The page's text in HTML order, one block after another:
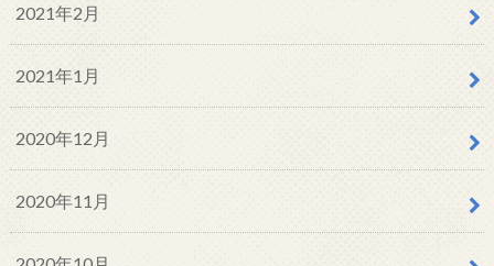
2021年2月
2021年1月
2020年12月
2020年11月